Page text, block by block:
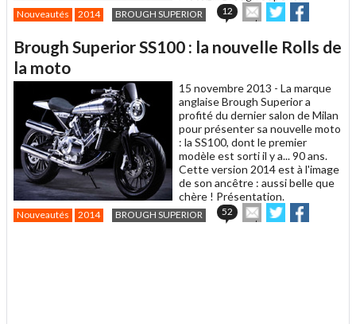
Nouveautés 2014 BROUGH SUPERIOR 12
Envoyer
cet
à
Partager
sur sur
Brough Superior SS100 : la nouvelle Rolls de
la moto
15 novembre 2013 - La marque
anglaise Brough Superior a
profité du dernier salon de Milan
pour présenter sa nouvelle moto
: la SS100, dont le premier
modèle est sorti il y a... 90 ans.
Cette version 2014 est à l'image
de son ancêtre : aussi belle que
chère ! Présentation.
Nouveautés 2014 BROUGH SUPERIOR 52
Envoyer
cet
Partager
sur sur